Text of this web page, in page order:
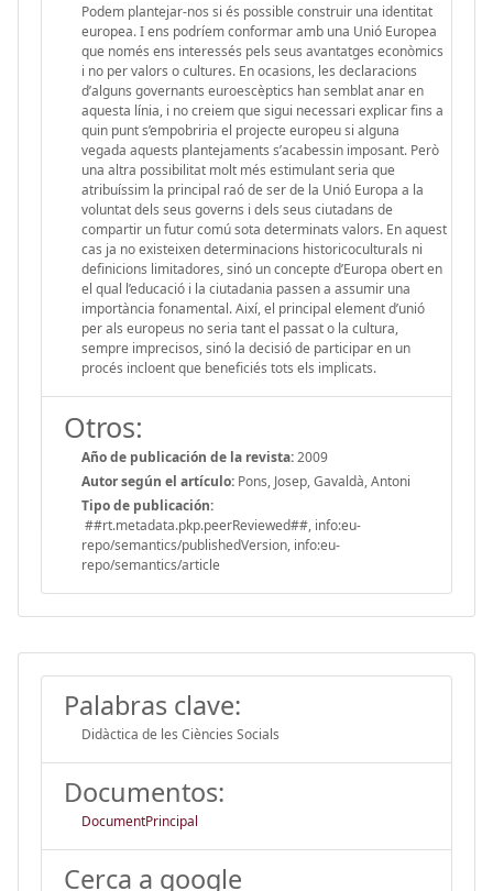
Podem plantejar-nos si és possible construir una identitat
europea. I ens podríem conformar amb una Unió Europea
que només ens interessés pels seus avantatges econòmics
i no per valors o cultures. En ocasions, les declaracions
d’alguns governants euroescèptics han semblat anar en
aquesta línia, i no creiem que sigui necessari explicar fins a
quin punt s’empobriria el projecte europeu si alguna
vegada aquests plantejaments s’acabessin imposant. Però
una altra possibilitat molt més estimulant seria que
atribuíssim la principal raó de ser de la Unió Europa a la
voluntat dels seus governs i dels seus ciutadans de
compartir un futur comú sota determinats valors. En aquest
cas ja no existeixen determinacions historicoculturals ni
definicions limitadores, sinó un concepte d’Europa obert en
el qual l’educació i la ciutadania passen a assumir una
importància fonamental. Així, el principal element d’unió
per als europeus no seria tant el passat o la cultura,
sempre imprecisos, sinó la decisió de participar en un
procés incloent que beneficiés tots els implicats.
Otros:
Año de publicación de la revista:2009
Autor según el artículo: Pons, Josep, Gavaldà, Antoni
Tipo de publicación:
##rt.metadata.pkp.peerReviewed##, info:eu-
repo/semantics/publishedVersion, info:eu-
repo/semantics/article
Palabras clave:
Didàctica de les Ciències Socials
Documentos:
DocumentPrincipal
Cerca a google